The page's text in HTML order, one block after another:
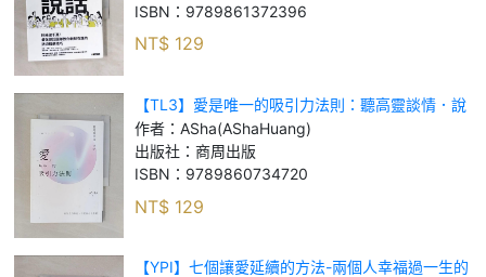
ISBN： 9789861372396
NT$ 129
【TL3】愛是唯一的吸引力法則：聽高靈談情．說
愛_ASha (ASha Huang)
作者： ASha(AShaHuang)
出版社： 商周出版
ISBN： 9789860734720
NT$ 129
【YPI】七個讓愛延續的方法-兩個人幸福過一生的